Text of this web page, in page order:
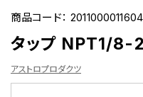
商品コード：2011000011604
タップ NPT1/8-
アストロプロダクツ